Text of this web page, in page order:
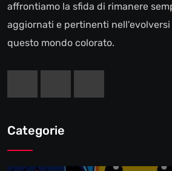
affrontiamo la sfida di rimanere
aggiornati e pertinenti nell'evolversi
questo mondo colorato.
Categorie